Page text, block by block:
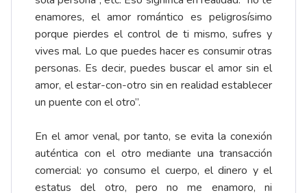
enamores, el amor romántico es peligrosísimo
porque pierdes el control de ti mismo, sufres y
vives mal. Lo que puedes hacer es consumir otras
personas. Es decir, puedes buscar el amor sin el
amor, el estar-con-otro sin en realidad establecer
un puente con el otro”.
En el amor venal, por tanto, se evita la conexión
auténtica con el otro mediante una transacción
comercial: yo consumo el cuerpo, el dinero y el
estatus del otro, pero no me enamoro, ni